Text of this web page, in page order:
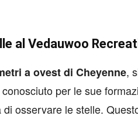
al Vedauwoo
a ovest di Cheyenne,
per le sue
di osservare le stelle.